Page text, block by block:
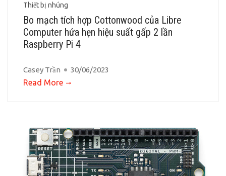
Thiết bị nhúng
Bo mạch tích hợp Cottonwood của Libre
Computer hứa hẹn hiệu suất gấp 2 lần
Raspberry Pi 4
Casey Trần 30/06/2023
Read More